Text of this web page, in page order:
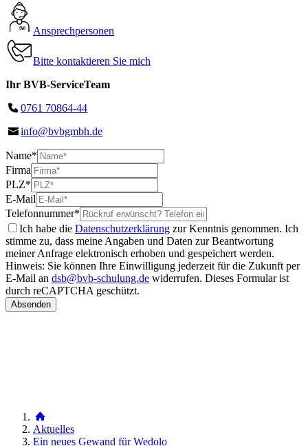
Ansprechpersonen
Bitte kontaktieren Sie mich
Ihr BVB-ServiceTeam
0761 70864-44
info@bvbgmbh.de
Name*
Firma
PLZ*
E-Mail
Telefonnummer*
Ich habe die Datenschutzerklärung zur Kenntnis genommen. Ich
stimme zu, dass meine Angaben und Daten zur Beantwortung
meiner Anfrage elektronisch erhoben und gespeichert werden.
Hinweis: Sie können Ihre Einwilligung jederzeit für die Zukunft per
E-Mail an dsb@bvb-schulung.de widerrufen. Dieses Formular ist
durch reCAPTCHA geschützt.
Aktuelles
Ein neues Gewand für Wedolo